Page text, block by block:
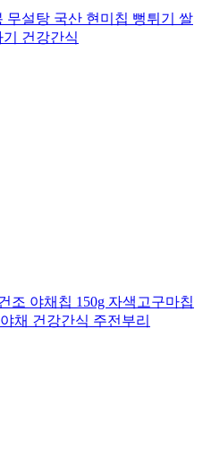
무설탕 국산 현미칩 뻥튀기 쌀
건강간식
조 야채칩 150g 자색고구마칩
채 건강간식 주전부리